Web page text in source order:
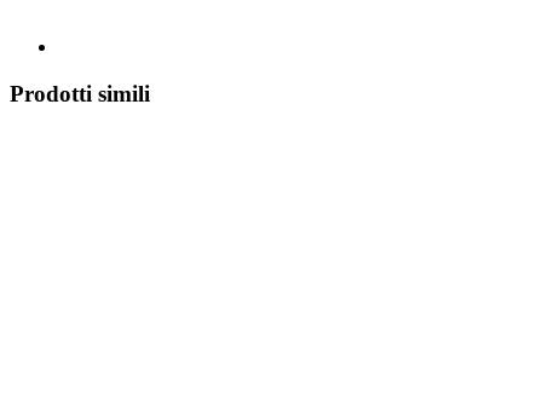
Prodotti simili